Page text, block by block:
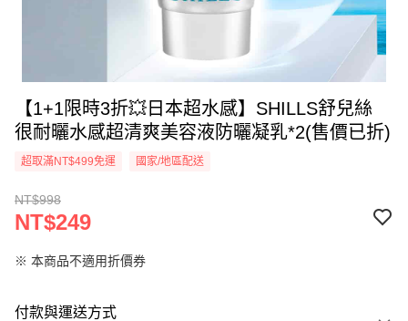
【1+1限時3折💥日本超水感】SHILLS舒兒絲
很耐曬水感超清爽美容液防曬凝乳*2(售價已折)
超取滿NT$499免運 國家/地區配送
NT$998
NT$249
※ 本商品不適用折價券
付款與運送方式